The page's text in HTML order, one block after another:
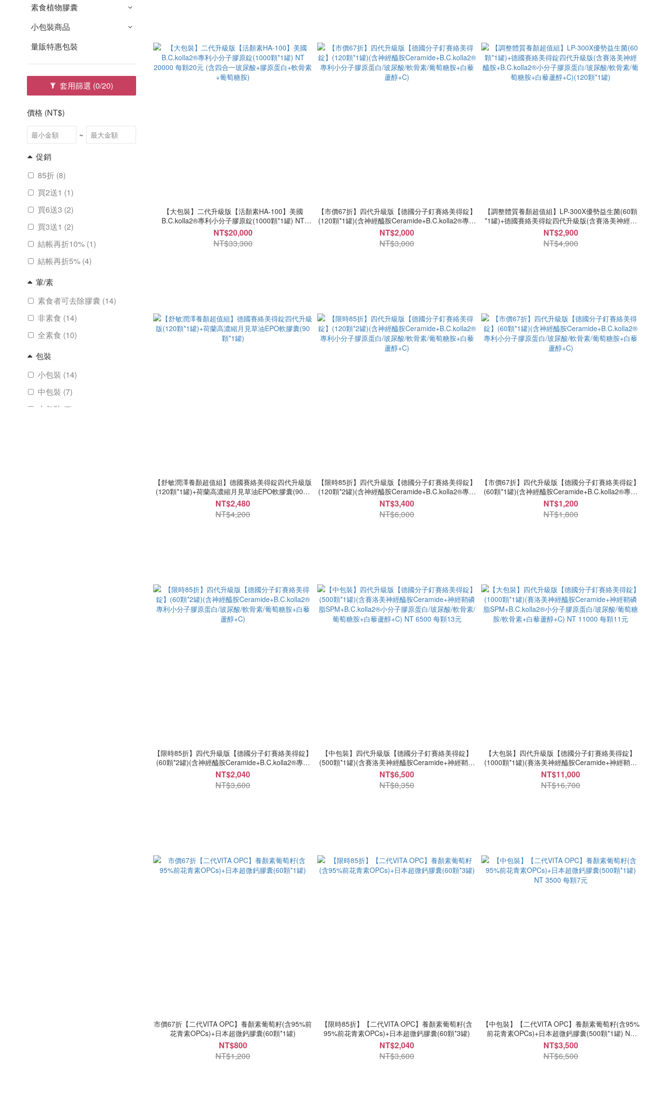
素食植物膠囊
小包裝商品
量販特惠包裝
套用篩選 (0/20)
價格 (NT$)
~
促銷
85折 (8)
買2送1 (1)
買6送3 (2)
買3送1 (2)
結帳再折10% (1)
結帳再折5% (4)
葷/素
素食者可去除膠囊 (14)
非素食 (14)
全素食 (10)
包裝
小包裝 (14)
中包裝 (7)
大包裝 (7)
【大包裝】二代升級版【活顏素HA-100】美國
B.C.kolla2®專利小分子膠原錠(1000顆*1罐) NT
20000 每顆20元 (含四合一玻尿酸+膠原蛋白+軟骨素
+葡萄糖胺)
NT$20,000
NT$33,300
【市價67折】四代升級版【德國分子釘賽絡美得錠】
(120顆*1罐)(含神經醯胺Ceramide+B.C.kolla2®專利
小分子膠原蛋白/玻尿酸/軟骨素/葡萄糖胺+白藜蘆醇
+C)
NT$2,000
NT$3,000
【調整體質養顏超值組】LP-300X優勢益生菌(60顆
*1罐)+德國賽絡美得錠四代升級版(含賽洛美神經醯
胺+B.C.kolla2®小分子膠原蛋白/玻尿酸/軟骨素/葡萄
糖胺+白藜蘆醇+C)(120顆*1罐)
NT$2,900
NT$4,900
【舒敏潤澤養顏超值組】德國賽絡美得錠四代升級版
(120顆*1罐)+荷蘭高濃縮月見草油EPO軟膠囊(90顆
*1罐)
NT$2,480
NT$4,200
【限時85折】四代升級版【德國分子釘賽絡美得錠】
(120顆*2罐)(含神經醯胺Ceramide+B.C.kolla2®專利
小分子膠原蛋白/玻尿酸/軟骨素/葡萄糖胺+白藜蘆醇
+C)
NT$3,400
NT$6,000
【市價67折】四代升級版【德國分子釘賽絡美得錠】
(60顆*1罐)(含神經醯胺Ceramide+B.C.kolla2®專利
小分子膠原蛋白/玻尿酸/軟骨素/葡萄糖胺+白藜蘆醇
+C)
NT$1,200
NT$1,800
【限時85折】四代升級版【德國分子釘賽絡美得錠】
(60顆*2罐)(含神經醯胺Ceramide+B.C.kolla2®專利
小分子膠原蛋白/玻尿酸/軟骨素/葡萄糖胺+白藜蘆醇
+C)
NT$2,040
NT$3,600
【中包裝】四代升級版【德國分子釘賽絡美得錠】
(500顆*1罐)(含賽洛美神經醯胺Ceramide+神經鞘磷
脂SPM+B.C.kolla2®小分子膠原蛋白/玻尿酸/軟骨素/
葡萄糖胺+白藜蘆醇+C) NT 6500 每顆13元
NT$6,500
NT$8,350
【大包裝】四代升級版【德國分子釘賽絡美得錠】
(1000顆*1罐)(賽洛美神經醯胺Ceramide+神經鞘磷
脂SPM+B.C.kolla2®小分子膠原蛋白/玻尿酸/葡萄糖
胺/軟骨素+白藜蘆醇+C) NT 11000 每顆11元
NT$11,000
NT$16,700
市價67折【二代VITA OPC】養顏素葡萄籽(含95%前
花青素OPCs)+日本超微鈣膠囊(60顆*1罐)
NT$800
NT$1,200
【限時85折】【二代VITA OPC】養顏素葡萄籽(含
95%前花青素OPCs)+日本超微鈣膠囊(60顆*3罐)
NT$2,040
NT$3,600
【中包裝】【二代VITA OPC】養顏素葡萄籽(含95%
前花青素OPCs)+日本超微鈣膠囊(500顆*1罐) NT
3500 每顆7元
NT$3,500
NT$6,500